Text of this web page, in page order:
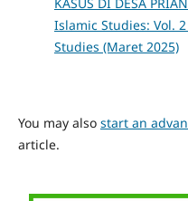
Islamic Studies: Vol.
Studies (Maret 2025)
You may also start an
article.